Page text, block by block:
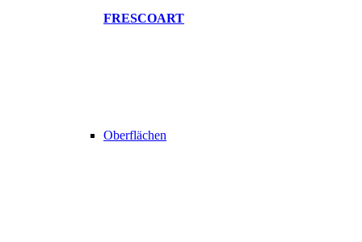
FRESCOART
Oberflächen